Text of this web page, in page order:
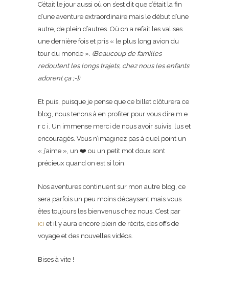
C’était le jour aussi où on s’est dit que c’était la fin
d’une aventure extraordinaire mais le début d’une
autre, de plein d’autres. Où on a refait les valises
une dernière fois et pris « le plus long avion du
tour du monde ». (Beaucoup de familles
redoutent les longs trajets, chez nous les enfants
adorent ça ;-))
Et puis, puisque je pense que ce billet clôturera ce
blog, nous tenons à en profiter pour vous dire m e
r c i. Un immense merci de nous avoir suivis, lus et
encouragés. Vous n’imaginez pas à quel point un
« j’aime », un ❤️ ou un petit mot doux sont
précieux quand on est si loin.
Nos aventures continuent sur mon autre blog, ce
sera parfois un peu moins dépaysant mais vous
êtes toujours les bienvenus chez nous. C’est par
ici et il y aura encore plein de récits, des offs de
voyage et des nouvelles vidéos.
Bises à vite !